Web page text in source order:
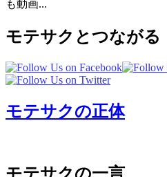
も動画...
モテサクとつながる
モテサクの正体
モテサクの一言